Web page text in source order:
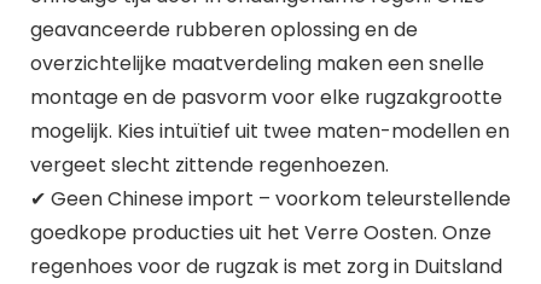
geavanceerde rubberen oplossing en de
overzichtelijke maatverdeling maken een snelle
montage en de pasvorm voor elke rugzakgrootte
mogelijk. Kies intuïtief uit twee maten-modellen en
vergeet slecht zittende regenhoezen.
✔ Geen Chinese import – voorkom teleurstellende
goedkope producties uit het Verre Oosten. Onze
regenhoes voor de rugzak is met zorg in Duitsland